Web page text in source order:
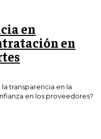
en
en
transparencia en la
en los proveedores?